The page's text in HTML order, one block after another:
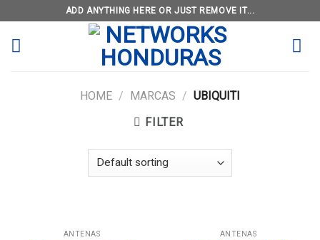
to
content
ADD ANYTHING HERE OR JUST REMOVE IT...
HOME / MARCAS / UBIQUITI
FILTER
ANTENAS ANTENAS